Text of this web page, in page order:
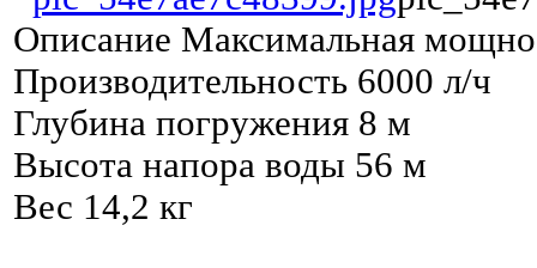
Описание Максимальная
Производительность 6000 л/ч
Глубина погружения 8 м
Высота напора воды 56 м
Вес 14,2 кг